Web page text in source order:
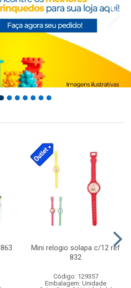
Mini relogio solapa c/12 ref
832
Código: 129357
Embalagem: Unidade